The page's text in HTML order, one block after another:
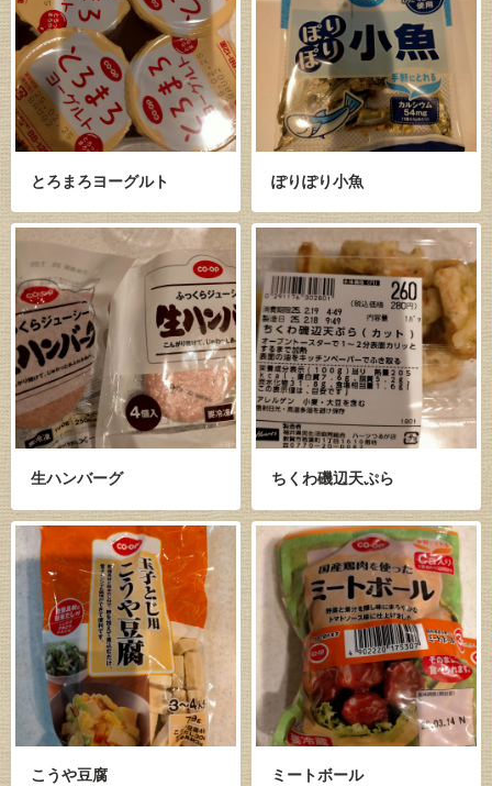
とろまろヨーグルト ぽりぽり小魚
生ハンバーグ ちくわ磯辺天ぷら
こうや豆腐 ミートボール